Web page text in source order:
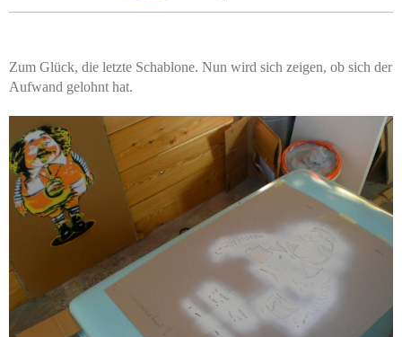
Zum Glück, die letzte Schablone. Nun wird sich zeigen, ob sich der
Aufwand gelohnt hat.